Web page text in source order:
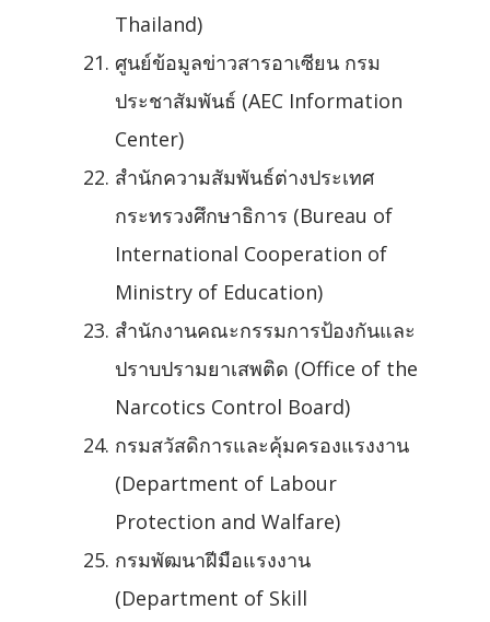
Thailand)
ศูนย์ข้อมูลข่าวสารอาเซียน กรม
ประชาสัมพันธ์ (AEC Information
Center)
สำนักความสัมพันธ์ต่างประเทศ
กระทรวงศึกษาธิการ (Bureau of
International Cooperation of
Ministry of Education)
สำนักงานคณะกรรมการป้องกันและ
ปราบปรามยาเสพติด (Office of the
Narcotics Control Board)
กรมสวัสดิการและคุ้มครองแรงงาน
(Department of Labour
Protection and Walfare)
กรมพัฒนาฝีมือแรงงาน
(Department of Skill